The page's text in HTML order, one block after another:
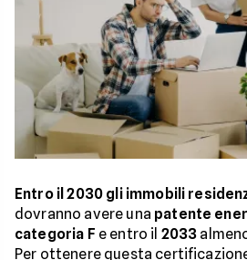
Entro il 2030 gli immobili
dovranno avere una patente
categoria F e entro il 2033
Per ottenere questa